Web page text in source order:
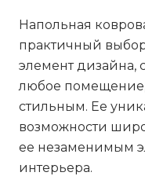
Напольная
практичный
элемент дизайна,
любое
стильным. Ее
возможности
ее незаменимым
интерьера.